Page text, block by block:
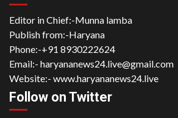
Editor in Chief:-Munna lamba
Publish from:-Haryana
Phone:-+91 8930222624
Email:- haryananews24.live@gmail.com
Website:- www.haryananews24.live
Follow on Twitter